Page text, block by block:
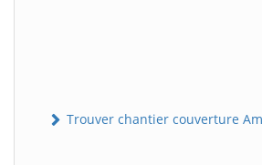
Trouver chantier couverture